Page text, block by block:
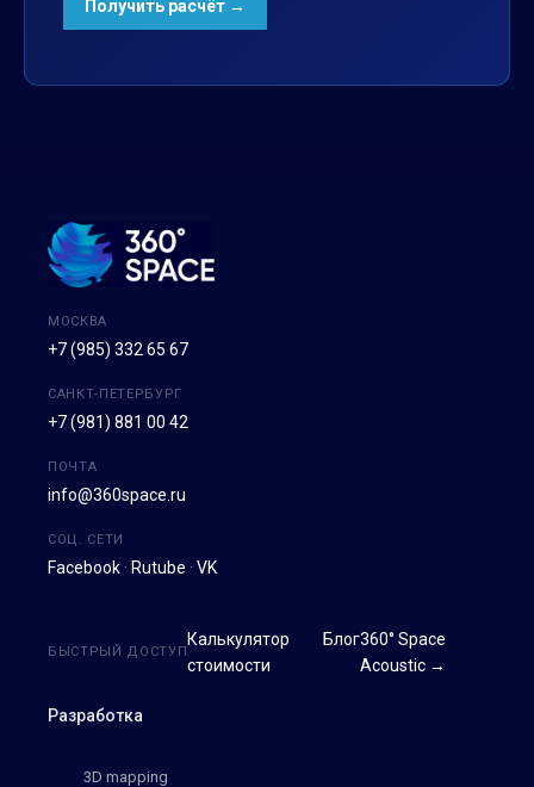
МОСКВА
+7 (985) 332 65 67
САНКТ-ПЕТЕРБУРГ
+7 (981) 881 00 42
ПОЧТА
info@360space.ru
СОЦ. СЕТИ
Facebook · Rutube · VK
Разработка
3D mapping
БЫСТРЫЙ ДОСТУП
Калькулятор
стоимости
Блог360° Space
Acoustic →